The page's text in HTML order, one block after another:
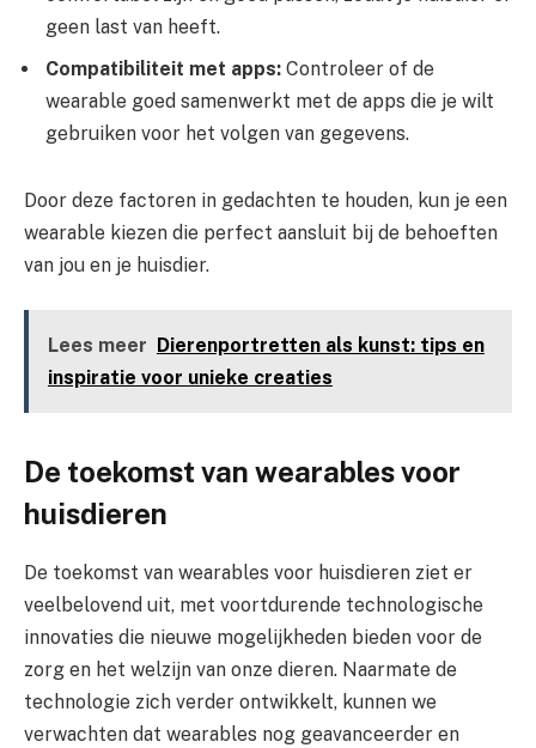
geen last van heeft.
Compatibiliteit met apps: Controleer of de
wearable goed samenwerkt met de apps die je wilt
gebruiken voor het volgen van gegevens.
Door deze factoren in gedachten te houden, kun je een
wearable kiezen die perfect aansluit bij de behoeften
van jou en je huisdier.
Lees meer Dierenportretten als kunst: tips en
inspiratie voor unieke creaties
De toekomst van wearables voor
huisdieren
De toekomst van wearables voor huisdieren ziet er
veelbelovend uit, met voortdurende technologische
innovaties die nieuwe mogelijkheden bieden voor de
zorg en het welzijn van onze dieren. Naarmate de
technologie zich verder ontwikkelt, kunnen we
verwachten dat wearables nog geavanceerder en